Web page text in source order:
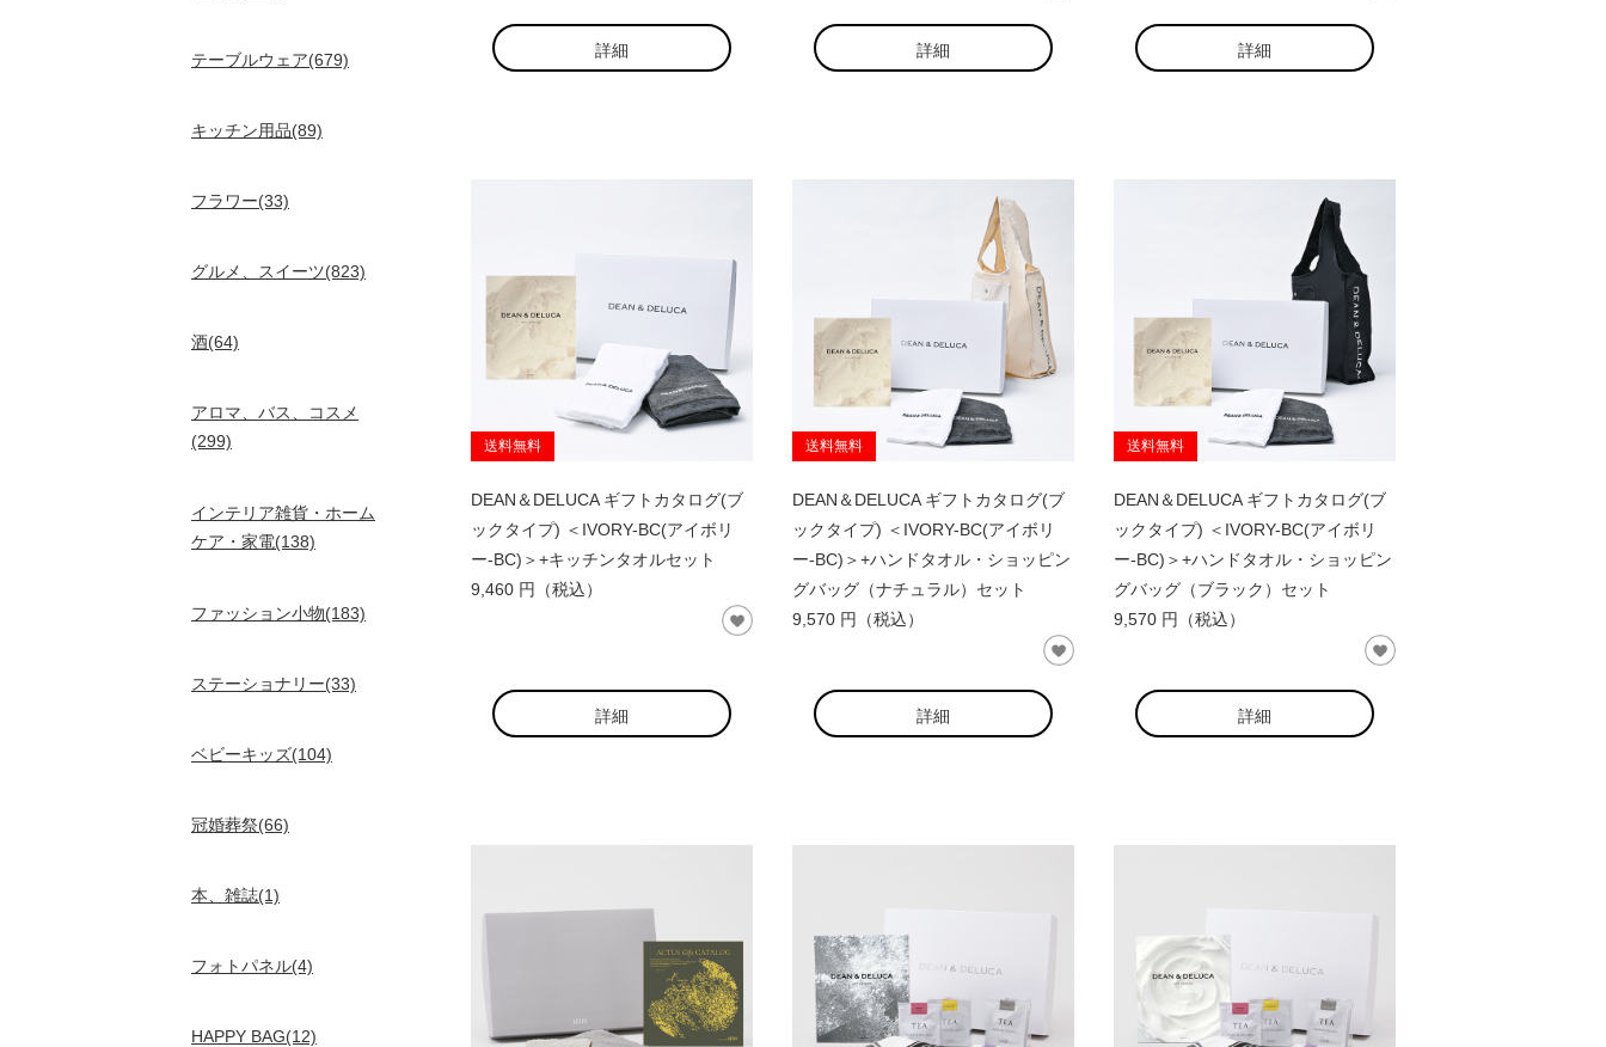
テーブルウェア(679)
キッチン用品(89)
フラワー(33)
グルメ、スイーツ(823)
酒(64)
アロマ、バス、コスメ
(299)
インテリア雑貨・ホーム
ケア・家電(138)
ファッション小物(183)
ステーショナリー(33)
ベビーキッズ(104)
冠婚葬祭(66)
本、雑誌(1)
フォトパネル(4)
HAPPY BAG(12)
詳細 詳細 詳細
送料無料
DEAN＆DELUCA ギフトカタログ(ブ
ックタイプ) ＜IVORY-BC(アイボリ
ー-BC)＞+キッチンタオルセット
9,460 円（税込）
詳細
送料無料
DEAN＆DELUCA ギフトカタログ(ブ
ックタイプ) ＜IVORY-BC(アイボリ
ー-BC)＞+ハンドタオル・ショッピン
グバッグ（ナチュラル）セット
9,570 円（税込）
詳細
送料無料
DEAN＆DELUCA ギフトカタログ(ブ
ックタイプ) ＜IVORY-BC(アイボリ
ー-BC)＞+ハンドタオル・ショッピン
グバッグ（ブラック）セット
9,570 円（税込）
詳細